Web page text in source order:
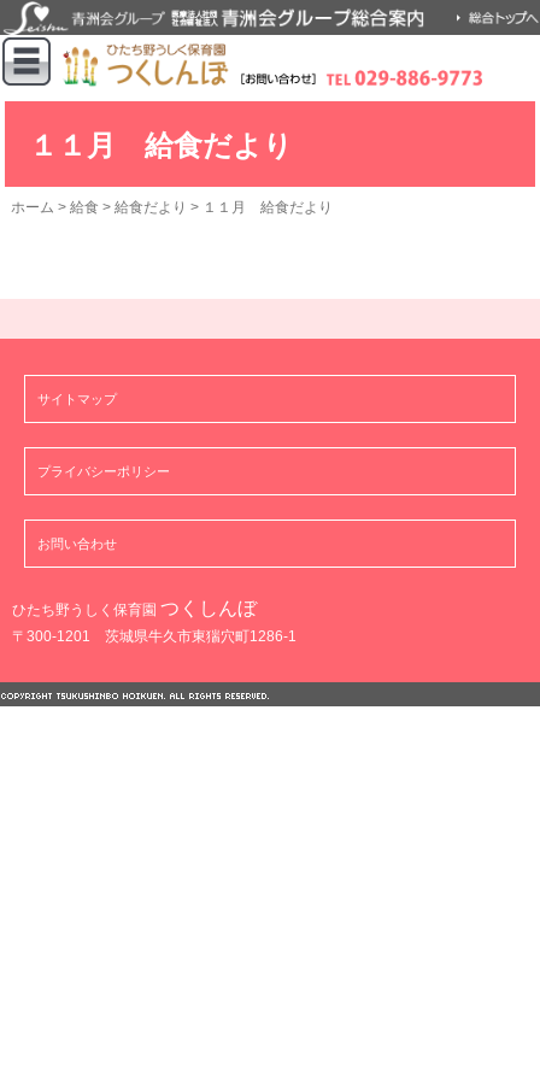
１１月 給食だより
ホーム >給食 >給食だより > １１月 給食だより
サイトマップ
プライバシーポリシー
お問い合わせ
ひたち野うしく保育園 つくしんぼ
〒300-1201 茨城県牛久市東猯穴町1286-1